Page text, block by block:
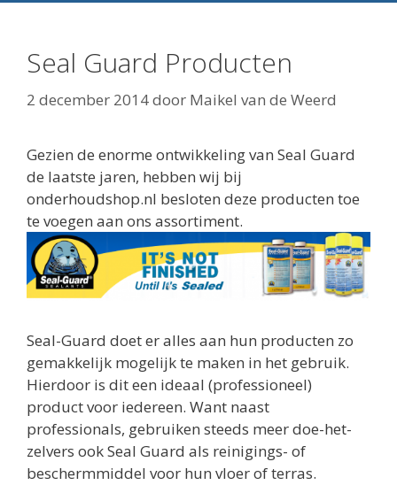
Seal Guard Producten
2 december 2014door Maikel van de Weerd
Gezien de enorme ontwikkeling van Seal Guard
de laatste jaren, hebben wij bij
onderhoudshop.nl besloten deze producten toe
te voegen aan ons assortiment.
Seal-Guard doet er alles aan hun producten zo
gemakkelijk mogelijk te maken in het gebruik.
Hierdoor is dit een ideaal (professioneel)
product voor iedereen. Want naast
professionals, gebruiken steeds meer doe-het-
zelvers ook Seal Guard als reinigings- of
beschermmiddel voor hun vloer of terras.